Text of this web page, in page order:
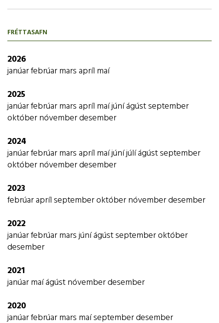
FRÉTTASAFN
2026
janúarfebrúarmarsapríl maí
2025
janúarfebrúarmarsapríl maíjúníágústseptember
októbernóvemberdesember
2024
janúarfebrúarmarsapríl maíjúníjúlíágústseptember
októbernóvemberdesember
2023
febrúaraprílseptemberoktóbernóvemberdesember
2022
janúarfebrúarmarsjúníágústseptemberoktóber
desember
2021
janúarmaíágústnóvemberdesember
2020
janúarfebrúarmars maíseptemberdesember